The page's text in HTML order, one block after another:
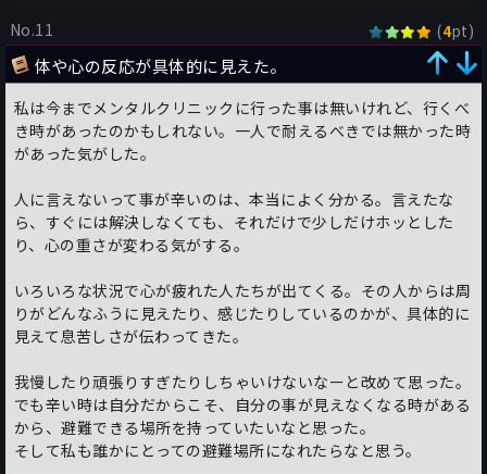
No.11 (4pt)
体や心の反応が具体的に見えた。
私は今までメンタルクリニックに行った事は無いけれど、行くべ
き時があったのかもしれない。一人で耐えるべきでは無かった時
があった気がした。
人に言えないって事が辛いのは、本当によく分かる。言えたな
ら、すぐには解決しなくても、それだけで少しだけホッとした
り、心の重さが変わる気がする。
いろいろな状況で心が疲れた人たちが出てくる。その人からは周
りがどんなふうに見えたり、感じたりしているのかが、具体的に
見えて息苦しさが伝わってきた。
我慢したり頑張りすぎたりしちゃいけないなーと改めて思った。
でも辛い時は自分だからこそ、自分の事が見えなくなる時がある
から、避難できる場所を持っていたいなと思った。
そして私も誰かにとっての避難場所になれたらなと思う。